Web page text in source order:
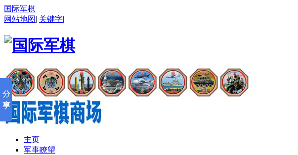
国际军棋
网站地图| 关键字|
主页
军事瞭望